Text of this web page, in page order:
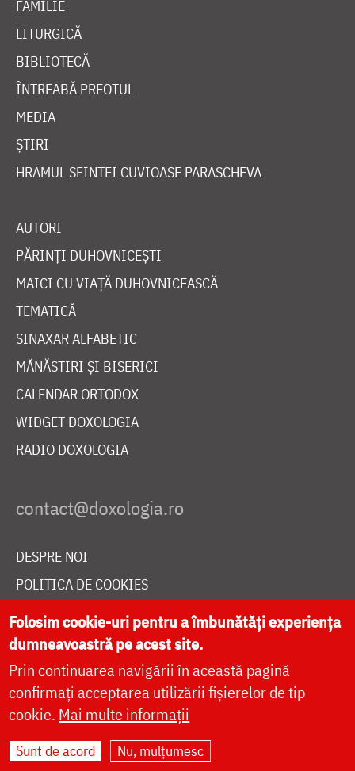
FAMILIE
LITURGICĂ
BIBLIOTECĂ
ÎNTREABĂ PREOTUL
MEDIA
ȘTIRI
HRAMUL SFINTEI CUVIOASE PARASCHEVA
AUTORI
PĂRINȚI DUHOVNICEȘTI
MAICI CU VIAȚĂ DUHOVNICEASCĂ
TEMATICĂ
SINAXAR ALFABETIC
MĂNĂSTIRI ȘI BISERICI
CALENDAR ORTODOX
WIDGET DOXOLOGIA
RADIO DOXOLOGIA
DESPRE NOI
POLITICA DE COOKIES
DONEAZĂ ONLINE PENTRU CATEDRALA NAȚIONALĂ
LIVE
Site dezvoltat deDOXOLOGIA MEDIA
Folosim cookie-uri pentru a îmbunătăți experiența
dumneavoastră pe acest site.
Prin continuarea navigării în această pagină
confirmați acceptarea utilizării fișierelor de tip
cookie. Mai multe informații
Sunt de acord Nu, mulțumesc